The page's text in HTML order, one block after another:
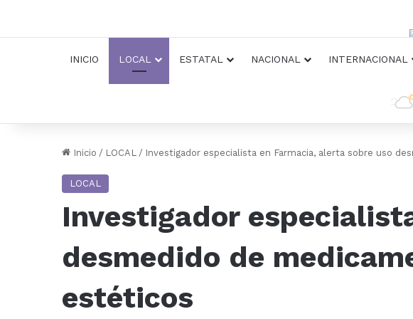
INICIO LOCAL ESTATAL NACIONAL INTERNACIONAL
Inicio / LOCAL / Investigador especialista en Farmacia, alerta sobre uso
LOCAL
Investigador
desmedido de
estéticos